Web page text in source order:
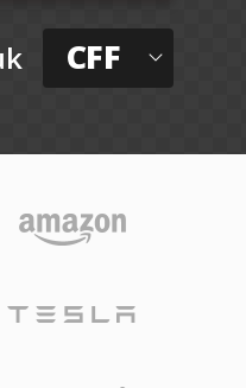
CFF